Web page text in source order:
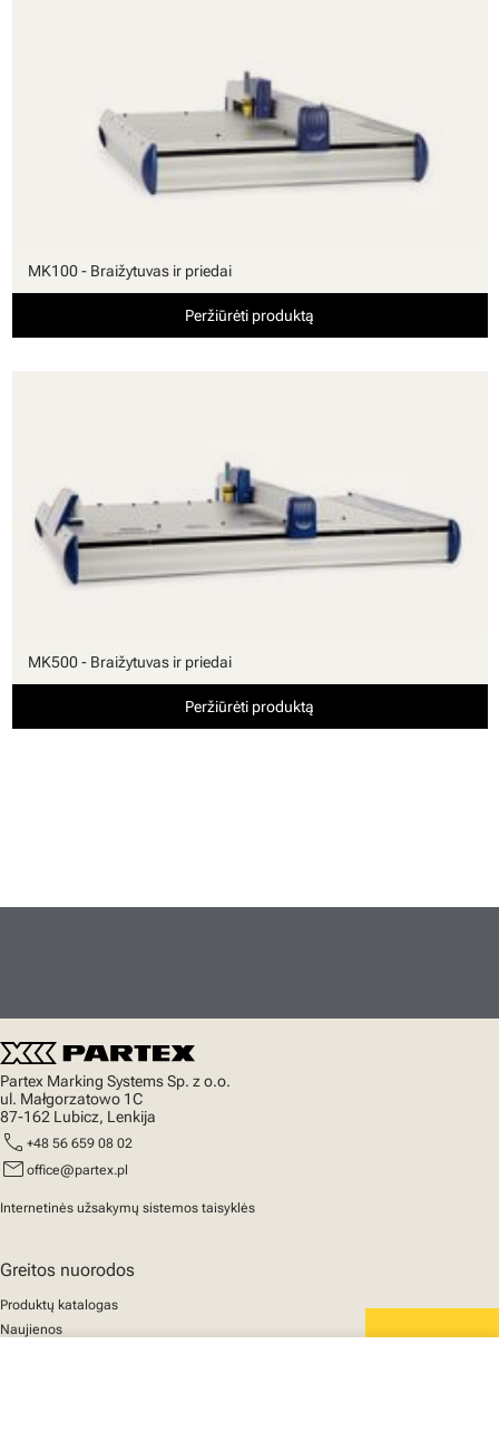
MK100 - Braižytuvas ir priedai
Peržiūrėti produktą
MK500 - Braižytuvas ir priedai
Peržiūrėti produktą
Partex Marking Systems Sp. z o.o.
ul. Małgorzatowo 1C
87-162 Lubicz, Lenkija
call +48 56 659 08 02
mail office@partex.pl
Internetinės užsakymų sistemos taisyklės
Greitos nuorodos
Produktų katalogas
Naujienos